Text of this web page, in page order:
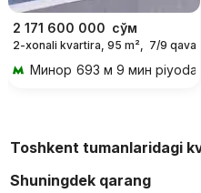
2 171 600 000 сўм
2-xonali kvartira, 95 m², 7/9 qavat
Минор 693 м 9 мин piyoda
Toshkent tumanlaridagi
Shuningdek qarang